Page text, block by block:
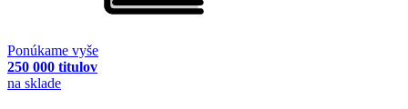
Ponúkame vyše
250 000 titulov
na sklade